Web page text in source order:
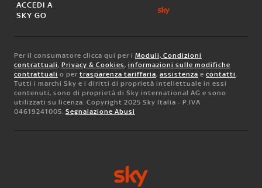
ACCEDI A
SKY GO
Per il consumatore clicca qui per i Moduli, Condizioni
contrattuali, Privacy & Cookies, informazioni sulle modifiche
contrattuali o per trasparenza tariffaria, assistenza e contatti.
Tutti i marchi Sky e i diritti di proprietà intellettuale in essi
contenuti, sono di proprietà di Sky international AG e sono
utilizzati su licenza. Copyright 2025 Sky Italia - P.IVA
04619241005. Segnalazione Abusi